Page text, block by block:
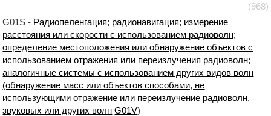
(968)
G01S - Радиопеленгация; радионавигация; измерение
расстояния или скорости с использованием радиоволн;
определение местоположения или обнаружение объектов с
использованием отражения или переизлучения радиоволн;
аналогичные системы с использованием других видов волн
(обнаружение масс или объектов способами, не
использующими отражение или переизлучение радиоволн,
звуковых или других волн G01V)